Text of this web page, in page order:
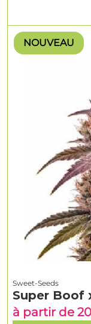
NOUVEAU
Sweet-Seeds
Super Boof
à partir de